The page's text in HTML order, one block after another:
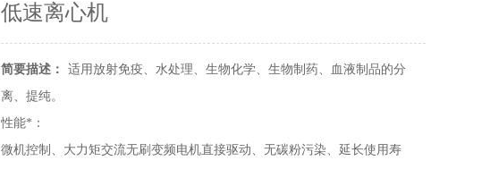
低速离心机
简要描述：
适用放射免疫、水处理、生物化学、生物制药、血液制品的分
离、提纯。
性能*：
微机控制、大力矩交流无刷变频电机直接驱动、无碳粉污染、延长使用寿